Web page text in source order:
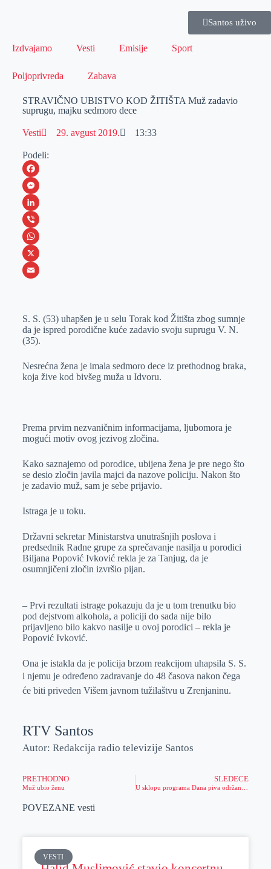
Santos uživo
Izdvajamo Vesti Emisije Sport
Poljoprivreda Zabava
STRAVIČNO UBISTVO KOD ŽITIŠTA Muž zadavio
suprugu, majku sedmoro dece
Vesti 29. avgust 2019. 13:33
Podeli:
F
a
c
e
b
o
M
e
s
s
e
e
r
L
i
n
k
I
n
V
i
b
W
h
s
A
p
X
a
i
S. S. (53) uhapšen je u selu Torak kod Žitišta zbog sumnje
da je ispred porodične kuće zadavio svoju suprugu V. N.
(35).
Nesrećna žena je imala sedmoro dece iz prethodnog braka,
koja žive kod bivšeg muža u Idvoru.
Prema prvim nezvaničnim informacijama, ljubomora je
mogući motiv ovog jezivog zločina.
Kako saznajemo od porodice, ubijena žena je pre nego što
se desio zločin javila majci da nazove policiju. Nakon što
je zadavio muž, sam je sebe prijavio.
Istraga je u toku.
Državni sekretar Ministarstva unutrašnjih poslova i
predsednik Radne grupe za sprečavanje nasilja u porodici
Biljana Popović Ivković rekla je za Tanjug, da je
osumnjičeni zločin izvršio pijan.
– Prvi rezultati istrage pokazuju da je u tom trenutku bio
pod dejstvom alkohola, a policiji do sada nije bilo
prijavljeno bilo kakvo nasilje u ovoj porodici – rekla je
Popović Ivković.
Ona je istakla da je policija brzom reakcijom uhapsila S. S.
i njemu je određeno zadravanje do 48 časova nakon čega
će biti priveden Višem javnom tužilaštvu u Zrenjaninu.
RTV Santos
Autor: Redakcija radio televizije Santos
PRETHODNO
Muž ubio ženu
SLEDEĆE
POVEZANE vesti
VESTI